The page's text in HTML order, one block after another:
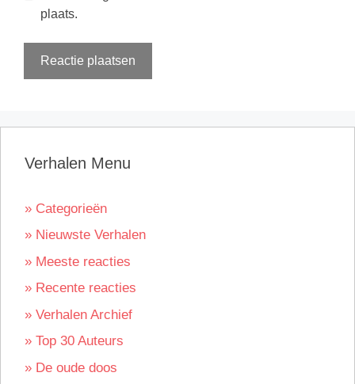
plaats.
Verhalen Menu
» Categorieën
» Nieuwste Verhalen
» Meeste reacties
» Recente reacties
» Verhalen Archief
» Top 30 Auteurs
» De oude doos